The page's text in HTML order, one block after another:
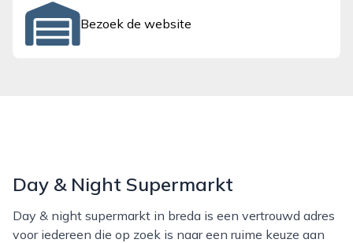
Bezoek de website
Day & Night Supermarkt
Day & night supermarkt in breda is een vertrouwd adres
voor iedereen die op zoek is naar een ruime keuze aan